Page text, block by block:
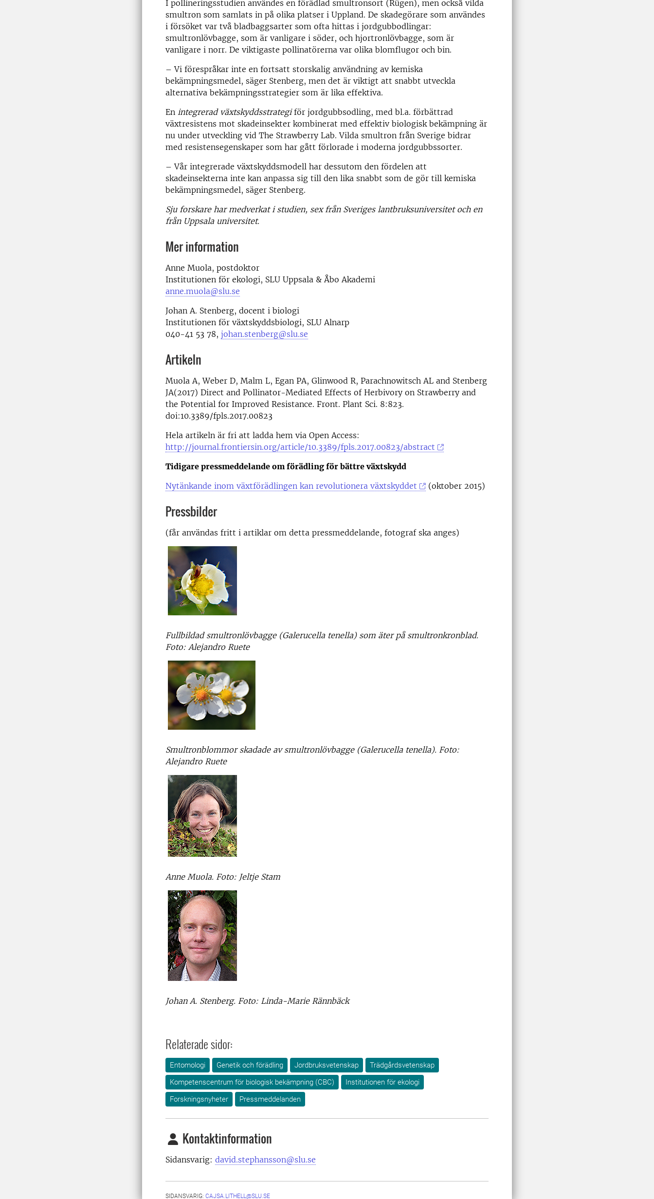
I pollineringsstudien användes en förädlad smultronsort (Rügen), men också vilda
smultron som samlats in på olika platser i Uppland. De skadegörare som användes
i försöket var två bladbaggsarter som ofta hittas i jordgubbodlingar:
smultronlövbagge, som är vanligare i söder, och hjortronlövbagge, som är
vanligare i norr. De viktigaste pollinatörerna var olika blomflugor och bin.
– Vi förespråkar inte en fortsatt storskalig användning av kemiska
bekämpningsmedel, säger Stenberg, men det är viktigt att snabbt utveckla
alternativa bekämpningsstrategier som är lika effektiva.
En integrerad växtskyddsstrategiför jordgubbsodling, med bl.a. förbättrad
växtresistens mot skadeinsekter kombinerat med effektiv biologisk bekämpning är
nu under utveckling vid The Strawberry Lab. Vilda smultron från Sverige bidrar
med resistensegenskaper som har gått förlorade i moderna jordgubbssorter.
– Vår integrerade växtskyddsmodell har dessutom den fördelen att
skadeinsekterna inte kan anpassa sig till den lika snabbt som de gör till kemiska
bekämpningsmedel, säger Stenberg.
Sju forskare har medverkat i studien, sex från Sveriges lantbruksuniversitet och en
från Uppsala universitet.
Mer information
Anne Muola, postdoktor
Institutionen för ekologi, SLU Uppsala & Åbo Akademi
anne.muola@slu.se
Johan A. Stenberg, docent i biologi
Institutionen för växtskyddsbiologi, SLU Alnarp
040-41 53 78, johan.stenberg@slu.se
Artikeln
Muola A, Weber D, Malm L, Egan PA, Glinwood R, Parachnowitsch AL and Stenberg
JA(2017) Direct and Pollinator-Mediated Effects of Herbivory on Strawberry and
the Potential for Improved Resistance. Front. Plant Sci. 8:823.
doi:10.3389/fpls.2017.00823
Hela artikeln är fri att ladda hem via Open Access:
http://journal.frontiersin.org/article/10.3389/fpls.2017.00823/abstract
Tidigare pressmeddelande om förädling för bättre växtskydd
Nytänkande inom växtförädlingen kan revolutionera växtskyddet
(oktober 2015)
Pressbilder
(får användas fritt i artiklar om detta pressmeddelande, fotograf ska anges)
Fullbildad smultronlövbagge (Galerucella tenella) som äter på smultronkronblad.
Foto: Alejandro Ruete
Smultronblommor skadade av smultronlövbagge (Galerucella tenella). Foto:
Alejandro Ruete
Anne Muola. Foto: Jeltje Stam
Johan A. Stenberg. Foto: Linda-Marie Rännbäck
Relaterade sidor:
Entomologi Genetik och förädling Jordbruksvetenskap
Trädgårdsvetenskap
Kompetenscentrum för biologisk bekämpning (CBC)
Institutionen för ekologi
Forskningsnyheter
Pressmeddelanden
Kontaktinformation
Sidansvarig: david.stephansson@slu.se
SIDANSVARIG: CAJSA.LITHELL@SLU.SE